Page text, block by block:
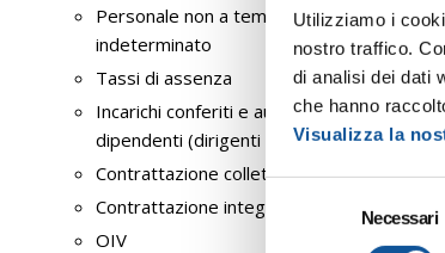
Utilizziamo i
nostro traffico.
di analisi dei dati
che hanno
Visualizza la
Necessari
Personale non a tempo
indeterminato
Tassi di assenza
Incarichi conferiti e autorizzati ai
dipendenti (dirigenti e non dirigenti)
Contrattazione collettiva
Contrattazione integrativa
OIV